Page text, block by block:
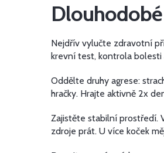
Nejdřív vylučte zdravotní
krevní test, kontrola bolesti
Oddělte druhy agrese:
hračky. Hrajte aktivně 2x
Zajistěte stabilní prostředí.
zdroje prát. U více koček